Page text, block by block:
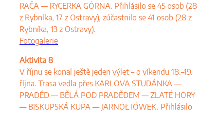
RAČA — RYCERKA GÓRNA. Přihlásilo se 45 osob (28
z Rybníka, 17 z Ostravy), zúčastnilo se 41 osob (28 z
Rybníka, 13 z Ostravy).
Fotogalerie
Aktivita 8
V říjnu se konal ještě jeden výlet – o víkendu 18.–19.
října. Trasa vedla přes KARLOVA STUDÁNKA —
PRADĚD — BĚLÁ POD PRADĚDEM — ZLATÉ HORY
— BISKUPSKÁ KUPA — JARNOŁTÓWEK. Přihlásilo